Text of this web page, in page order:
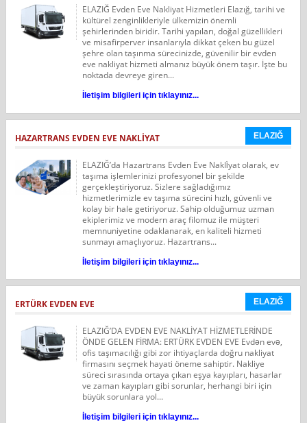
ELAZIĞ Evden Eve Nakliyat Hizmetleri Elazığ, tarihi ve
kültürel zenginlikleriyle ülkemizin önemli
şehirlerinden biridir. Tarihi yapıları, doğal güzellikleri
ve misafirperver insanlarıyla dikkat çeken bu güzel
şehre olan taşınma sürecinizde, güvenilir bir evden
eve nakliyat hizmeti almanız büyük önem taşır. İşte bu
noktada devreye giren...
İletişim bilgileri için tıklayınız...
HAZARTRANS EVDEN EVE NAKLİYAT ELAZIĞ
ELAZIĞ’da Hazartrans Evden Eve Nakli̇yat olarak, ev
taşıma işlemlerinizi profesyonel bir şekilde
gerçekleştiriyoruz. Sizlere sağladığımız
hizmetlerimizle ev taşıma sürecini hızlı, güvenli ve
kolay bir hale getiriyoruz. Sahip olduğumuz uzman
ekiplerimiz ve modern araç filomuz ile müşteri
memnuniyetine odaklanarak, en kaliteli hizmeti
sunmayı amaçlıyoruz. Hazartrans...
İletişim bilgileri için tıklayınız...
ERTÜRK EVDEN EVE ELAZIĞ
ELAZIĞ’DA EVDEN EVE NAKLİYAT HİZMETLERİNDE
ÖNDE GELEN FİRMA: ERTÜRK EVDEN EVE Evdən evə,
ofis taşımacılığı gibi zor ihtiyaçlarda doğru nakliyat
firmasını seçmek hayati öneme sahiptir. Nakliye
süreci sırasında ortaya çıkan eşya kayıpları, hasarlar
ve zaman kayıpları gibi sorunlar, herhangi biri için
büyük sorunlara yol...
İletişim bilgileri için tıklayınız...